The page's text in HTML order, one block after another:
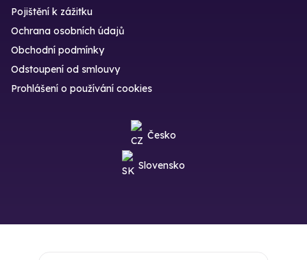
Pojištění k zážitku
Ochrana osobních údajů
Obchodní podmínky
Odstoupení od smlouvy
Prohlášení o používání cookies
Česko
Slovensko